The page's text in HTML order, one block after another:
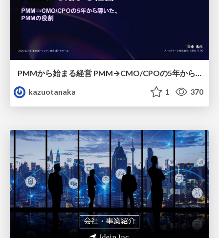
PMMから始まる経営 PMM→CMO/CPOの5年から導いた、 PMMの役割
kazuotanaka
1 370